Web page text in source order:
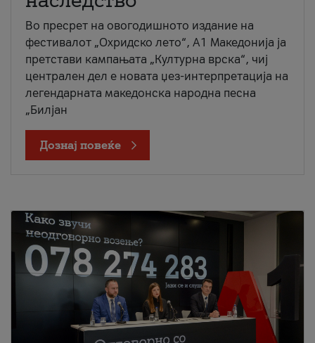
Во пресрет на овогодишното издание на
фестивалот „Охридско лето“, А1 Македонија ја
претстави кампањата „Културна врска“, чиј
централен дел е новата џез-интерпретација на
легендарната македонска народна песна
„Билјан
Дознај повеќе